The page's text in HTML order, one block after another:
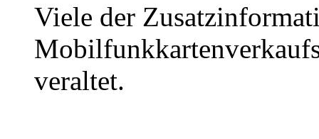
Viele der
veraltet.